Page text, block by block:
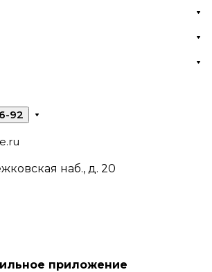
92
наб., д. 20
приложение